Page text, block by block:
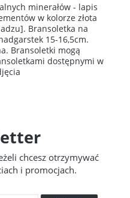
minerałów - lapis
w kolorze złota
Bransoletka na
15-16,5cm.
Bransoletki mogą
dostępnymi w
chcesz otrzymywać
i promocjach.